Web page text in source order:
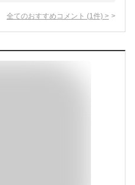
全てのおすすめコメント (1 件) >